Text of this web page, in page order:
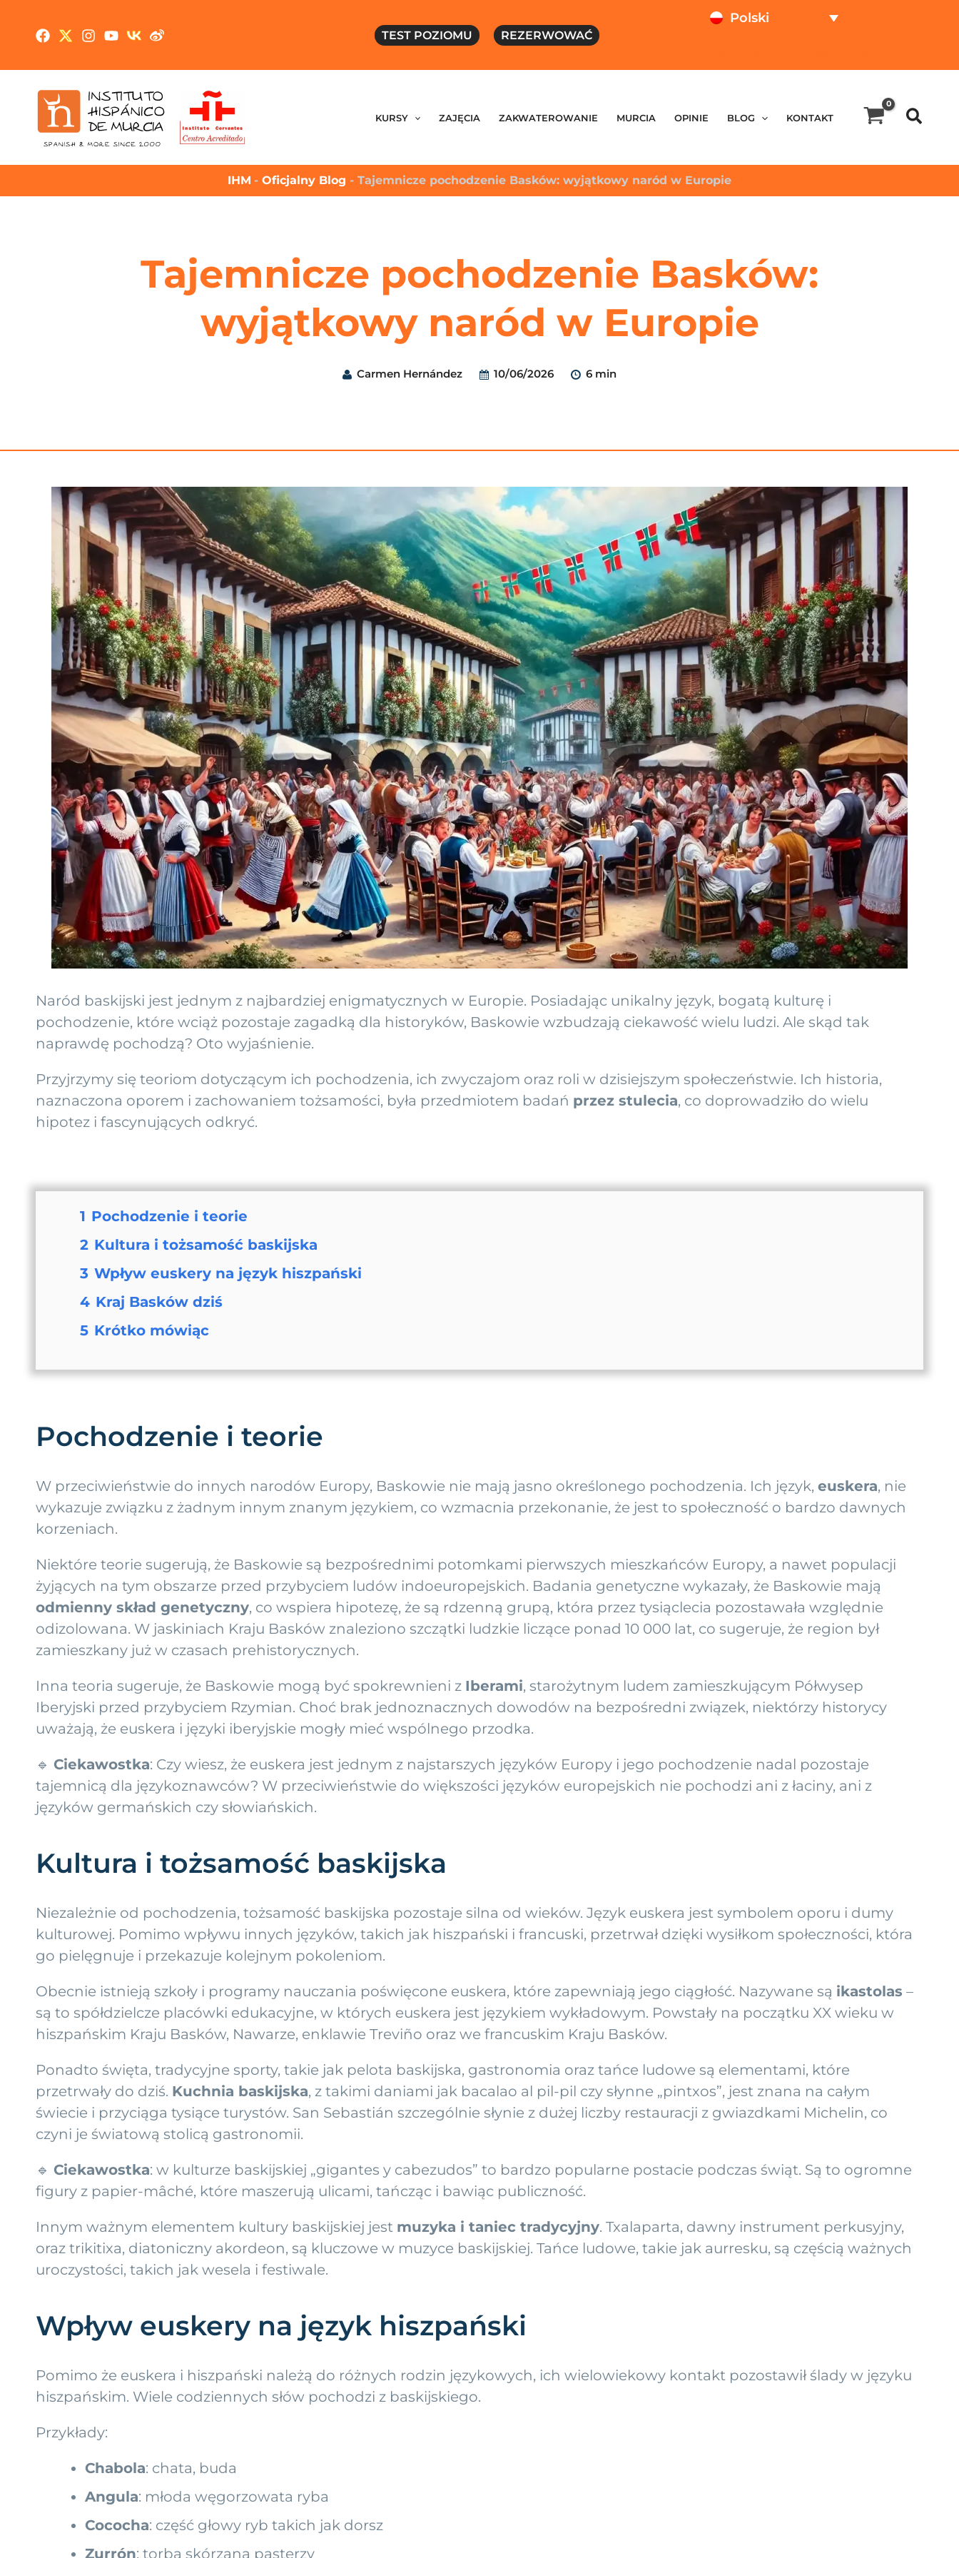
TEST POZIOMU REZERWOWAĆ
Polski
KURSY ZAJĘCIA ZAKWATEROWANIE MURCIA OPINIE BLOG KONTAKT
IHM - Oficjalny Blog - Tajemnicze pochodzenie Basków: wyjątkowy naród w Europie
Tajemnicze pochodzenie Basków:
wyjątkowy naród w Europie
Carmen Hernández 10/06/2026 6 min
Naród baskijski jest jednym z najbardziej enigmatycznych w Europie. Posiadając unikalny język, bogatą kulturę i
pochodzenie, które wciąż pozostaje zagadką dla historyków, Baskowie wzbudzają ciekawość wielu ludzi. Ale skąd tak
naprawdę pochodzą? Oto wyjaśnienie.
Przyjrzymy się teoriom dotyczącym ich pochodzenia, ich zwyczajom oraz roli w dzisiejszym społeczeństwie. Ich historia,
naznaczona oporem i zachowaniem tożsamości, była przedmiotem badań przez stulecia, co doprowadziło do wielu
hipotez i fascynujących odkryć.
1 Pochodzenie i teorie
2 Kultura i tożsamość baskijska
3 Wpływ euskery na język hiszpański
4 Kraj Basków dziś
5 Krótko mówiąc
Pochodzenie i teorie
W przeciwieństwie do innych narodów Europy, Baskowie nie mają jasno określonego pochodzenia. Ich język, euskera, nie
wykazuje związku z żadnym innym znanym językiem, co wzmacnia przekonanie, że jest to społeczność o bardzo dawnych
korzeniach.
Niektóre teorie sugerują, że Baskowie są bezpośrednimi potomkami pierwszych mieszkańców Europy, a nawet populacji
żyjących na tym obszarze przed przybyciem ludów indoeuropejskich. Badania genetyczne wykazały, że Baskowie mają
odmienny skład genetyczny, co wspiera hipotezę, że są rdzenną grupą, która przez tysiąclecia pozostawała względnie
odizolowana. W jaskiniach Kraju Basków znaleziono szczątki ludzkie liczące ponad 10 000 lat, co sugeruje, że region był
zamieszkany już w czasach prehistorycznych.
Inna teoria sugeruje, że Baskowie mogą być spokrewnieni z Iberami, starożytnym ludem zamieszkującym Półwysep
Iberyjski przed przybyciem Rzymian. Choć brak jednoznacznych dowodów na bezpośredni związek, niektórzy historycy
uważają, że euskera i języki iberyjskie mogły mieć wspólnego przodka.
🔹 Ciekawostka: Czy wiesz, że euskera jest jednym z najstarszych języków Europy i jego pochodzenie nadal pozostaje
tajemnicą dla językoznawców? W przeciwieństwie do większości języków europejskich nie pochodzi ani z łaciny, ani z
języków germańskich czy słowiańskich.
Kultura i tożsamość baskijska
Niezależnie od pochodzenia, tożsamość baskijska pozostaje silna od wieków. Język euskera jest symbolem oporu i dumy
kulturowej. Pomimo wpływu innych języków, takich jak hiszpański i francuski, przetrwał dzięki wysiłkom społeczności, która
go pielęgnuje i przekazuje kolejnym pokoleniom.
Obecnie istnieją szkoły i programy nauczania poświęcone euskera, które zapewniają jego ciągłość. Nazywane są ikastolas –
są to spółdzielcze placówki edukacyjne, w których euskera jest językiem wykładowym. Powstały na początku XX wieku w
hiszpańskim Kraju Basków, Nawarze, enklawie Treviño oraz we francuskim Kraju Basków.
Ponadto święta, tradycyjne sporty, takie jak pelota baskijska, gastronomia oraz tańce ludowe są elementami, które
przetrwały do dziś. Kuchnia baskijska, z takimi daniami jak bacalao al pil-pil czy słynne „pintxos”, jest znana na całym
świecie i przyciąga tysiące turystów. San Sebastián szczególnie słynie z dużej liczby restauracji z gwiazdkami Michelin, co
czyni je światową stolicą gastronomii.
🔹 Ciekawostka: w kulturze baskijskiej „gigantes y cabezudos” to bardzo popularne postacie podczas świąt. Są to ogromne
figury z papier-mâché, które maszerują ulicami, tańcząc i bawiąc publiczność.
Innym ważnym elementem kultury baskijskiej jest muzyka i taniec tradycyjny. Txalaparta, dawny instrument perkusyjny,
oraz trikitixa, diatoniczny akordeon, są kluczowe w muzyce baskijskiej. Tańce ludowe, takie jak aurresku, są częścią ważnych
uroczystości, takich jak wesela i festiwale.
Wpływ euskery na język hiszpański
Pomimo że euskera i hiszpański należą do różnych rodzin językowych, ich wielowiekowy kontakt pozostawił ślady w języku
hiszpańskim. Wiele codziennych słów pochodzi z baskijskiego.
Przykłady:
Chabola: chata, buda
Angula: młoda węgorzowata ryba
Cococha: część głowy ryb takich jak dorsz
Zurrón: torba skórzana pasterzy